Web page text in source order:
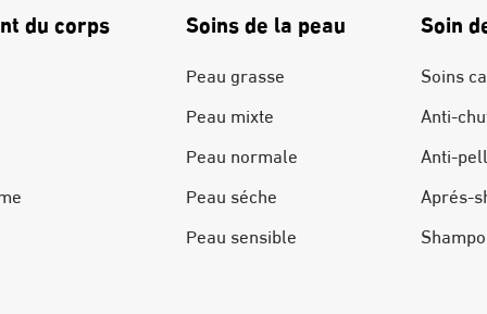
du corps Soins de la peau
Peau grasse
Peau mixte
Peau normale
Peau séche
Peau sensible
Soin
Soins
Anti-
Anti-
Aprés-